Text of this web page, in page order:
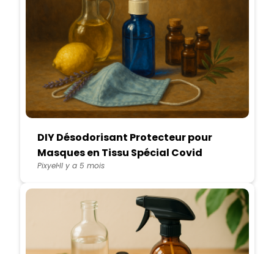
DIY Désodorisant Protecteur pour
Masques en Tissu Spécial Covid
PixyelIl y a 5 mois